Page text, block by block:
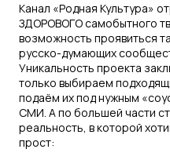
Канал «Родная Культура»
ЗДОРОВОГО самобытного
возможность проявиться
русско-думающих
Уникальность проекта
только выбираем
подаём их под нужным
СМИ. А по большей части
реальность, в которой
прост: